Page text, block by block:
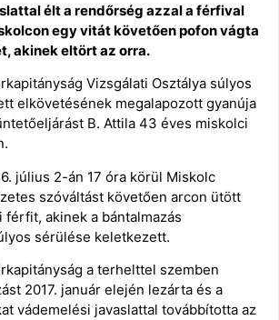
élt a rendőrség azzal a férfival
egy vitát követően pofon vágta
akinek eltört az orra.
Vizsgálati Osztálya súlyos
elkövetésének megalapozott gyanúja
B. Attila 43 éves miskolci
július 2-án 17 óra körül Miskolc
szóváltást követően arcon ütött
akinek a bántalmazás
sérülése keletkezett.
a terhelttel szemben
2017. január elején lezárta és a
vádemelési javaslattal továbbította az